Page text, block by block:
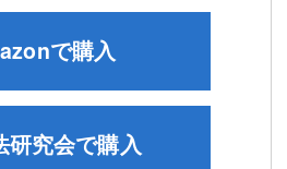
研究会で購入
で購入